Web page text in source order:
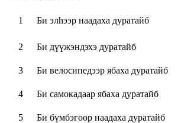
1 Би элhээр наадаха дуратайб
2 Би дүүжэндэхэ дуратайб
3 Би велосипедээр ябаха дуратайб
4 Би самокадаар ябаха дуратайб
5 Би бүмбэгөөр наадаха дуратайб